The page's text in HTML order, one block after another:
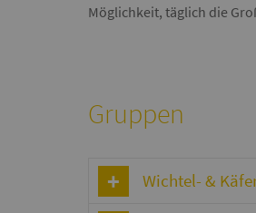
Möglichkeit, täglich die
Gruppen
Wichtel- &